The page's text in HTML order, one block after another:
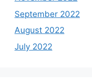
September 2022
August 2022
July 2022